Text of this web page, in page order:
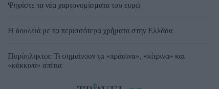
Ψηφίστε τα νέα χαρτονομίσματα του ευρώ
Η δουλειά με τα περισσότερα χρήματα στην Ελλάδα
Πυρόπληκτοι: Τι σημαίνουν τα «πράσινα», «κίτρινα» και
«κόκκινα» σπίτια